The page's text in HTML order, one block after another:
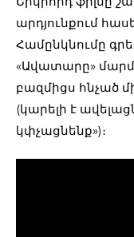
արդյունքում
Համընկնումը
«Ավատարը»
բազմիցս հնչած
(կարելի է
կփչացնենք»)։